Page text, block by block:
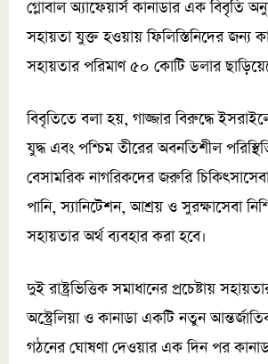
গ্লোবাল অ্যাফেয়ার্স কানাডার এক বিবৃতি
সহায়তা যুক্ত হওয়ায় ফিলিস্তিনিদের জন্য
সহায়তার পরিমাণ ৫০ কোটি ডলার
বিবৃতিতে বলা হয়, গাজ্জার বিরুদ্ধে
যুদ্ধ এবং পশ্চিম তীরের অবনতিশীল
বেসামরিক নাগরিকদের জরুরি
পানি, স্যানিটেশন, আশ্রয় ও সুরক্ষাসেবা
সহায়তার অর্থ ব্যবহার করা হবে।
দুই রাষ্ট্রভিত্তিক সমাধানের প্রচেষ্টায়
অস্ট্রেলিয়া ও কানাডা একটি নতুন
গঠনের ঘোষণা দেওয়ার এক দিন পর